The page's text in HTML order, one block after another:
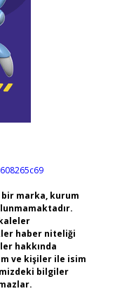
marka, kurum
haber niteliği
hakkında
ve kişiler ile isim
bilgiler